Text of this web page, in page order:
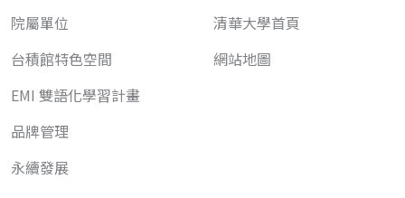
院屬單位
台積館特色空間
EMI 雙語化學習計畫
品牌管理
永續發展
清華大學首頁
網站地圖